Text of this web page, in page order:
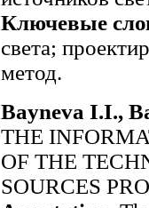
Ключевые
света;
метод.
Bayneva I.I.,
THE
OF THE
SOURCES